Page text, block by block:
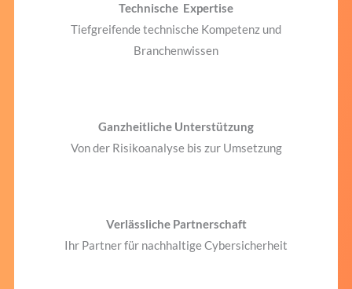
Technische Expertise
Tiefgreifende technische Kompetenz und
Branchenwissen
Ganzheitliche Unterstützung
Von der Risikoanalyse bis zur Umsetzung
Verlässliche Partnerschaft
Ihr Partner für nachhaltige Cybersicherheit